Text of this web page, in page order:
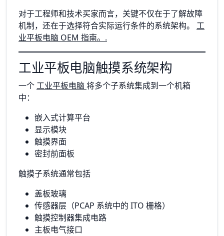
对于工程师和技术买家而言，关键不仅在于了解故障
机制，还在于选择符合实际运行条件的系统架构。 工
业平板电脑 OEM 指南。.
工业平板电脑触摸系统架构
一个工业平板电脑将多个子系统集成到一个机箱
中：
嵌入式计算平台
显示模块
触摸界面
密封前面板
触摸子系统通常包括
盖板玻璃
传感器层（PCAP 系统中的 ITO 栅格）
触摸控制器集成电路
主板电气接口